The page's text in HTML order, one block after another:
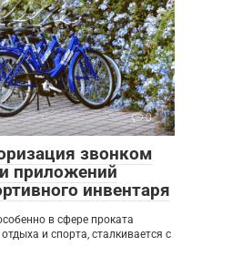
0
звонком
приложений
инвентаря
в сфере проката
и спорта, сталкивается с